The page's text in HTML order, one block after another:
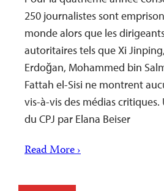
250 journalistes sont
monde alors que les
autoritaires tels que Xi
Erdoğan, Mohammed bin
Fattah el-Sisi ne montrent
vis-à-vis des médias
du CPJ par Elana Beiser
Read More ›